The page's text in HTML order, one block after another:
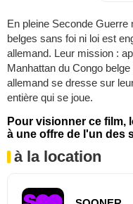
En pleine Seconde Guerre
belges sans foi ni loi est
allemand. Leur mission :
Manhattan du Congo
allemand se dresse sur
entière qui se joue.
Pour visionner ce film,
à une offre de l'un des
à la location